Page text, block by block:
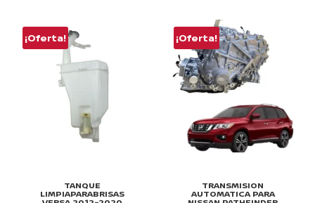
¡Oferta!
TANQUE
LIMPIAPARABRISAS
¡Oferta!
TRANSMISION
AUTOMATICA PARA